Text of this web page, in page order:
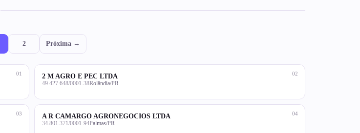
2 Próxima →
01 02
2 M AGRO E PEC LTDA
49.427.648/0001-38Rolândia/PR
03 04
A R CAMARGO AGRONEGOCIOS LTDA
34.801.371/0001-94Palmas/PR